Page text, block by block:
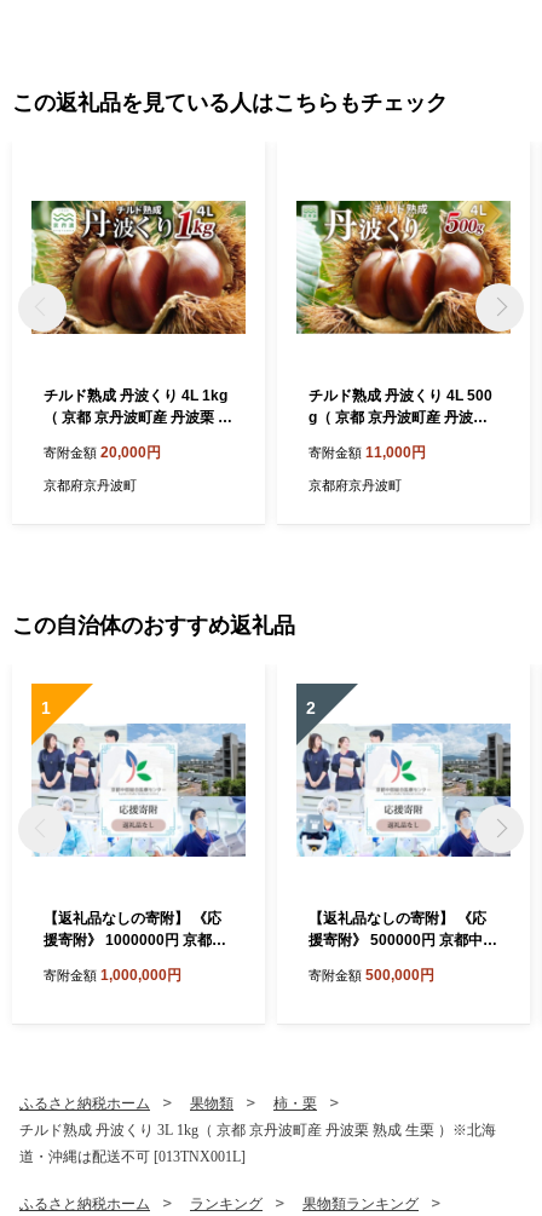
この返礼品を見ている人はこちらもチェック
チルド熟成 丹波くり 4L 1kg
（ 京都 京丹波町産 丹波栗 熟
配送不可 [018TNX001L]
寄附金額 20,000円
京都府京丹波町
チルド熟成 丹波くり 4L 500
g（ 京都 京丹波町産 丹波栗
は配送不可 [011TNX001L]
寄附金額 11,000円
京都府京丹波町
この自治体のおすすめ返礼品
1
【返礼品なしの寄附】 《応
援寄附》 1000000円 京都中
拠点病院として、患者さん中
寄附金額 1,000,000円
2
【返礼品なしの寄附】 《応
援寄附》 500000円 京都中部
点病院として、患者さん中心
寄附金額 500,000円
ふるさと納税ホーム 果物類
柿・栗
チルド熟成 丹波くり 3L 1kg（ 京都 京丹波町産 丹波栗 熟成 生栗 ）※北海
道・沖縄は配送不可 [013TNX001L]
ふるさと納税ホーム ランキング 果物類ランキング